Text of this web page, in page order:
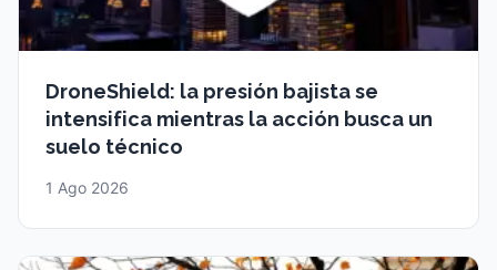
DroneShield: la presión bajista se
intensifica mientras la acción busca un
suelo técnico
1 Ago 2026